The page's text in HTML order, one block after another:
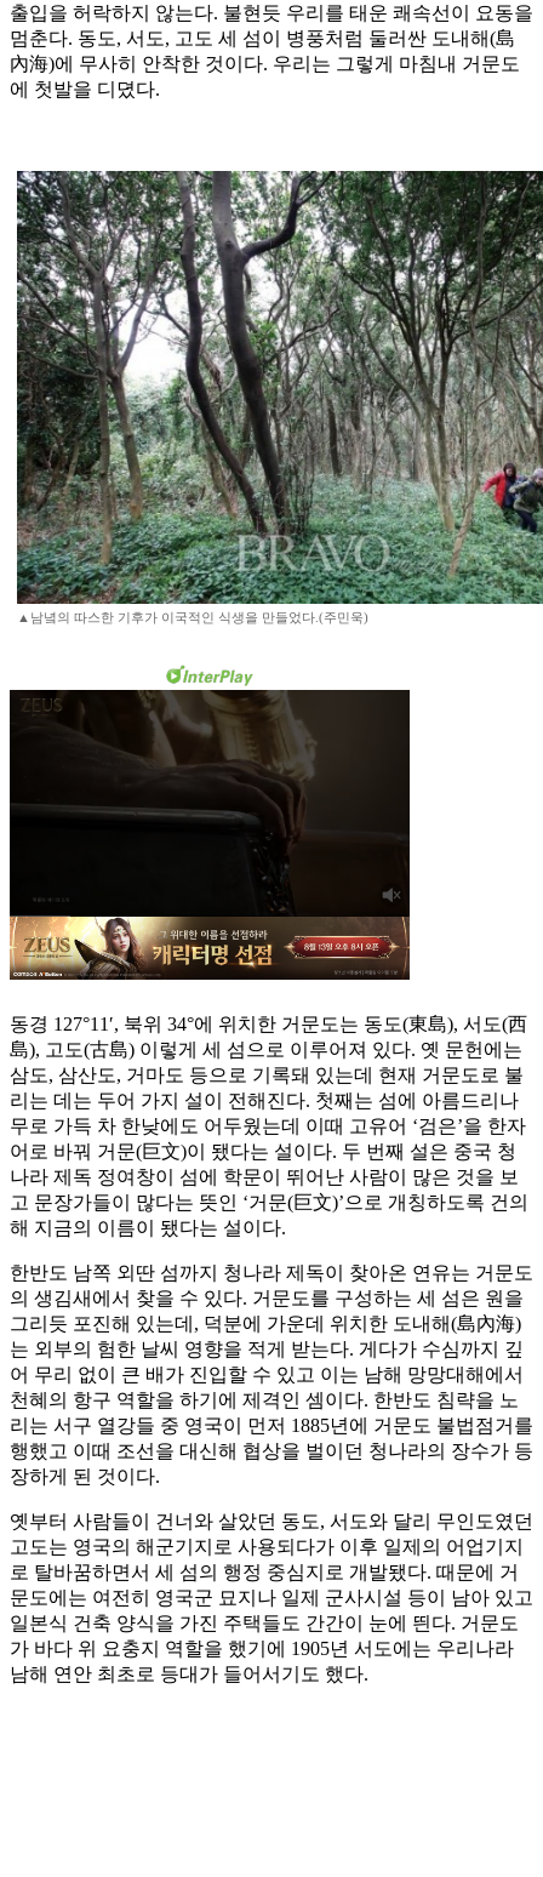
출입을 허락하지 않는다. 불현듯 우리를 태운 쾌속선이 요동을
멈춘다. 동도, 서도, 고도 세 섬이 병풍처럼 둘러싼 도내해(島
內海)에 무사히 안착한 것이다. 우리는 그렇게 마침내 거문도
에 첫발을 디뎠다.
▲남녘의 따스한 기후가 이국적인 식생을 만들었다.(주민욱)
동경 127°11′, 북위 34°에 위치한 거문도는 동도(東島), 서도(西
島), 고도(古島) 이렇게 세 섬으로 이루어져 있다. 옛 문헌에는
삼도, 삼산도, 거마도 등으로 기록돼 있는데 현재 거문도로 불
리는 데는 두어 가지 설이 전해진다. 첫째는 섬에 아름드리나
무로 가득 차 한낮에도 어두웠는데 이때 고유어 ‘검은’을 한자
어로 바꿔 거문(巨文)이 됐다는 설이다. 두 번째 설은 중국 청
나라 제독 정여창이 섬에 학문이 뛰어난 사람이 많은 것을 보
고 문장가들이 많다는 뜻인 ‘거문(巨文)’으로 개칭하도록 건의
해 지금의 이름이 됐다는 설이다.
한반도 남쪽 외딴 섬까지 청나라 제독이 찾아온 연유는 거문도
의 생김새에서 찾을 수 있다. 거문도를 구성하는 세 섬은 원을
그리듯 포진해 있는데, 덕분에 가운데 위치한 도내해(島內海)
는 외부의 험한 날씨 영향을 적게 받는다. 게다가 수심까지 깊
어 무리 없이 큰 배가 진입할 수 있고 이는 남해 망망대해에서
천혜의 항구 역할을 하기에 제격인 셈이다. 한반도 침략을 노
리는 서구 열강들 중 영국이 먼저 1885년에 거문도 불법점거를
행했고 이때 조선을 대신해 협상을 벌이던 청나라의 장수가 등
장하게 된 것이다.
옛부터 사람들이 건너와 살았던 동도, 서도와 달리 무인도였던
고도는 영국의 해군기지로 사용되다가 이후 일제의 어업기지
로 탈바꿈하면서 세 섬의 행정 중심지로 개발됐다. 때문에 거
문도에는 여전히 영국군 묘지나 일제 군사시설 등이 남아 있고
일본식 건축 양식을 가진 주택들도 간간이 눈에 띈다. 거문도
가 바다 위 요충지 역할을 했기에 1905년 서도에는 우리나라
남해 연안 최초로 등대가 들어서기도 했다.